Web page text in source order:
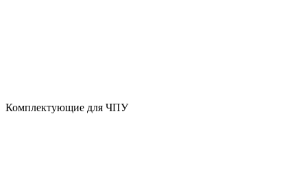
Комплектующие для ЧПУ